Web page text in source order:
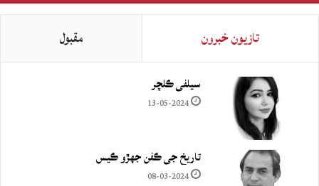
تازيون خبرون مقبول
سيلفي ڪلچر
13-05-2024
تاريخ جي ڪفن جھڙو ڪيس
08-03-2024